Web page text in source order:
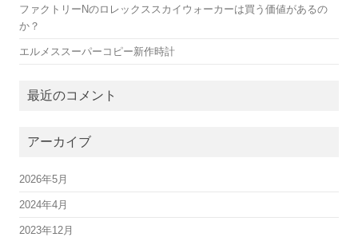
ファクトリーNのロレックススカイウォーカーは買う価値があるの
か？
エルメススーパーコピー新作時計
最近のコメント
アーカイブ
2026年5月
2024年4月
2023年12月